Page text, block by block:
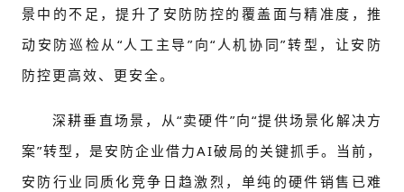
景中的不足，提升了安防防控的覆盖面与精准度，推
动安防巡检从“人工主导”向“人机协同”转型，让安防
防控更高效、更安全。
深耕垂直场景，从“卖硬件”向“提供场景化解决方
案”转型，是安防企业借力AI破局的关键抓手。当前，
安防行业同质化竞争日趋激烈，单纯的硬件销售已难